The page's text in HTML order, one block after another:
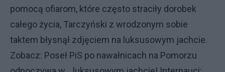
pomocą ofiarom, które często straciły dorobek
całego życia, Tarczyński z wrodzonym sobie
taktem błysnął zdjęciem na luksusowym jachcie.
Zobacz: Poseł PiS po nawałnicach na Pomorzu